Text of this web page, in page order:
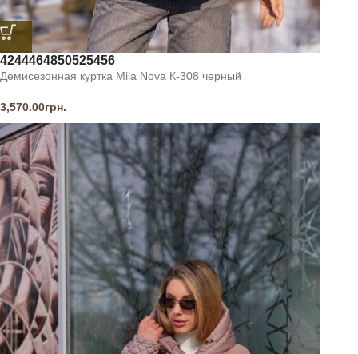
4244464850525456
Демисезонная куртка Mila Nova К-308 черный
3,570.00грн.